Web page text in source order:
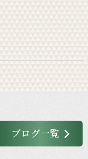
ブログ一覧